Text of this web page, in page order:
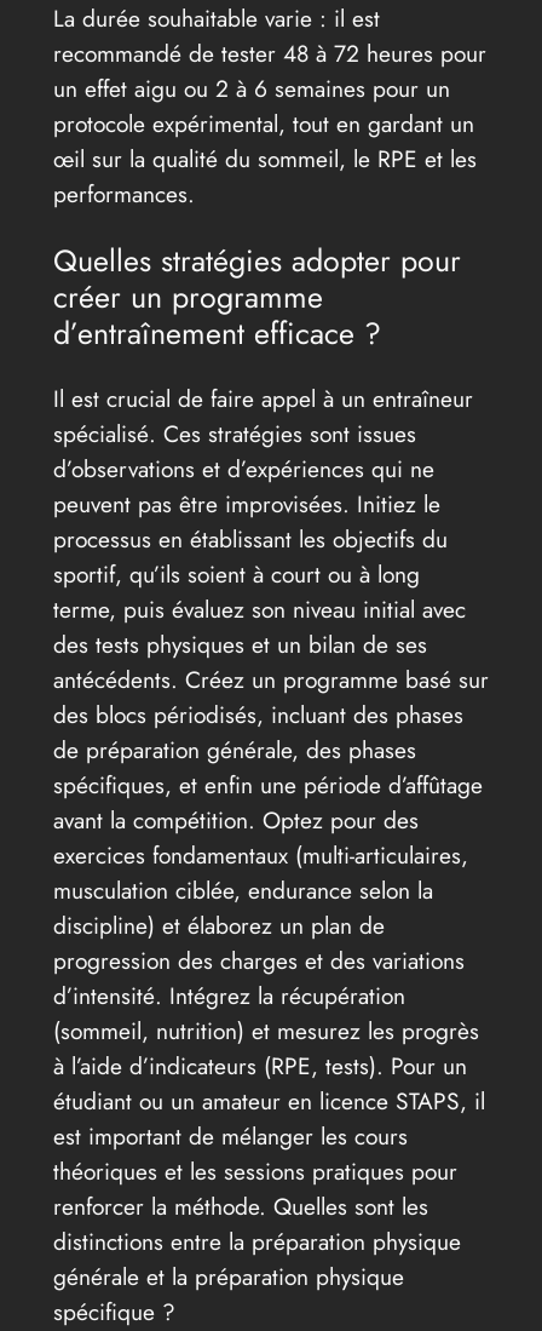
La durée souhaitable varie : il est
recommandé de tester 48 à 72 heures pour
un effet aigu ou 2 à 6 semaines pour un
protocole expérimental, tout en gardant un
œil sur la qualité du sommeil, le RPE et les
performances.
Quelles stratégies adopter pour
créer un programme
d’entraînement efficace ?
Il est crucial de faire appel à un entraîneur
spécialisé. Ces stratégies sont issues
d’observations et d’expériences qui ne
peuvent pas être improvisées. Initiez le
processus en établissant les objectifs du
sportif, qu’ils soient à court ou à long
terme, puis évaluez son niveau initial avec
des tests physiques et un bilan de ses
antécédents. Créez un programme basé sur
des blocs périodisés, incluant des phases
de préparation générale, des phases
spécifiques, et enfin une période d’affûtage
avant la compétition. Optez pour des
exercices fondamentaux (multi-articulaires,
musculation ciblée, endurance selon la
discipline) et élaborez un plan de
progression des charges et des variations
d’intensité. Intégrez la récupération
(sommeil, nutrition) et mesurez les progrès
à l’aide d’indicateurs (RPE, tests). Pour un
étudiant ou un amateur en licence STAPS, il
est important de mélanger les cours
théoriques et les sessions pratiques pour
renforcer la méthode. Quelles sont les
distinctions entre la préparation physique
générale et la préparation physique
spécifique ?